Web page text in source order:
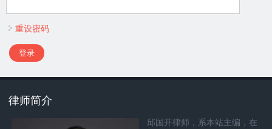
重设密码
律师简介
邱国开律师，系本站主编，在